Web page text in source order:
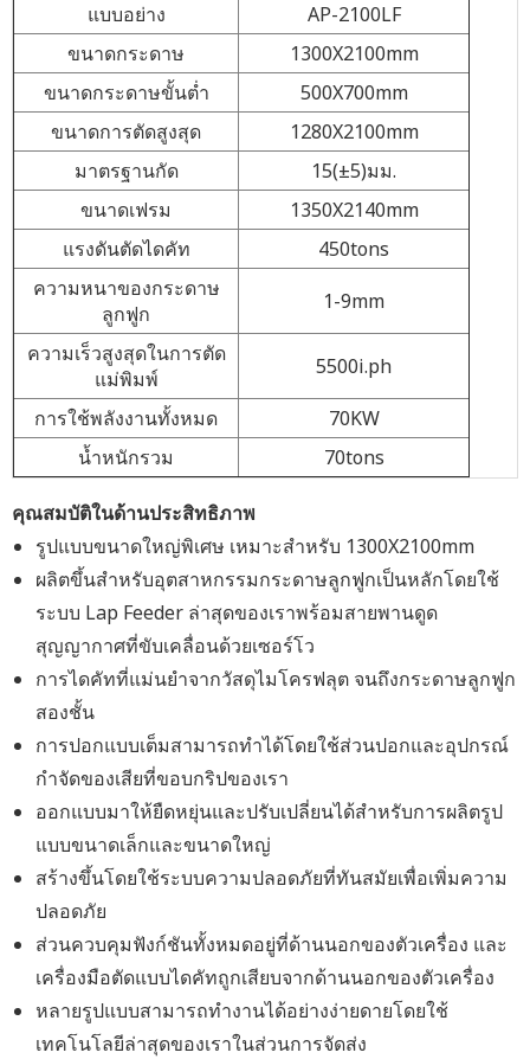
แบบอย่าง
AP-2100LF
ขนาดกระดาษ
1300X2100mm
ขนาดกระดาษขั้นต่ำ
500X700mm
ขนาดการตัดสูงสุด
1280X2100mm
มาตรฐานกัด
15(±5)มม.
ขนาดเฟรม
1350X2140mm
แรงดันตัดไดคัท
450tons
ความหนาของกระดาษ
ลูกฟูก
1-9mm
ความเร็วสูงสุดในการตัด
แม่พิมพ์
5500i.ph
การใช้พลังงานทั้งหมด
70KW
น้ำหนักรวม
70tons
คุณสมบัติในด้านประสิทธิภาพ
รูปแบบขนาดใหญ่พิเศษ เหมาะสำหรับ 1300X2100mm
ผลิตขึ้นสำหรับอุตสาหกรรมกระดาษลูกฟูกเป็นหลักโดยใช้
ระบบ Lap Feeder ล่าสุดของเราพร้อมสายพานดูด
สุญญากาศที่ขับเคลื่อนด้วยเซอร์โว
การไดคัทที่แม่นยำจากวัสดุไมโครฟลุต จนถึงกระดาษลูกฟูก
สองชั้น
การปอกแบบเต็มสามารถทำได้โดยใช้ส่วนปอกและอุปกรณ์
กำจัดของเสียที่ขอบกริปของเรา
ออกแบบมาให้ยืดหยุ่นและปรับเปลี่ยนได้สำหรับการผลิตรูป
แบบขนาดเล็กและขนาดใหญ่
สร้างขึ้นโดยใช้ระบบความปลอดภัยที่ทันสมัยเพื่อเพิ่มความ
ปลอดภัย
ส่วนควบคุมฟังก์ชันทั้งหมดอยู่ที่ด้านนอกของตัวเครื่อง และ
เครื่องมือตัดแบบไดคัทถูกเสียบจากด้านนอกของตัวเครื่อง
หลายรูปแบบสามารถทำงานได้อย่างง่ายดายโดยใช้
เทคโนโลยีล่าสุดของเราในส่วนการจัดส่ง